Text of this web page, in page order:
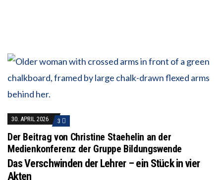
30. APRIL 2026 3
Der Beitrag von Christine Staehelin an der
Medienkonferenz der Gruppe Bildungswende
Das Verschwinden der Lehrer – ein Stück in vier
Akten